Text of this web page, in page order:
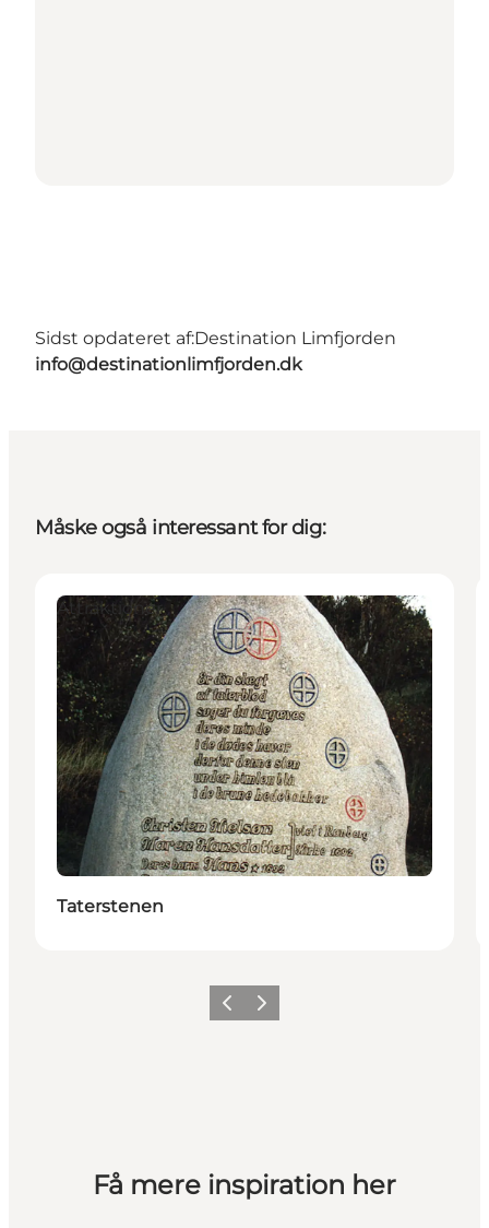
Sidst opdateret af:Destination Limfjorden
info@destinationlimfjorden.dk
Måske også interessant for dig:
Attraktioner
Taterstenen
Forrige billede
Næste billede
Få mere inspiration her